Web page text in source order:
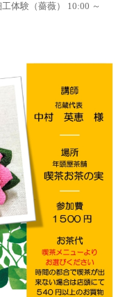
体験（薔薇） 10:00 ～